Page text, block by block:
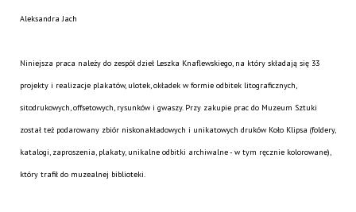
Aleksandra Jach
Niniejsza praca należy do zespół dzieł Leszka Knaflewskiego, na który składają się 33
projekty i realizacje plakatów, ulotek, okładek w formie odbitek litograficznych,
sitodrukowych, offsetowych, rysunków i gwaszy. Przy zakupie prac do Muzeum Sztuki
został też podarowany zbiór niskonakładowych i unikatowych druków Koło Klipsa (foldery,
katalogi, zaproszenia, plakaty, unikalne odbitki archiwalne - w tym ręcznie kolorowane),
który trafił do muzealnej biblioteki.